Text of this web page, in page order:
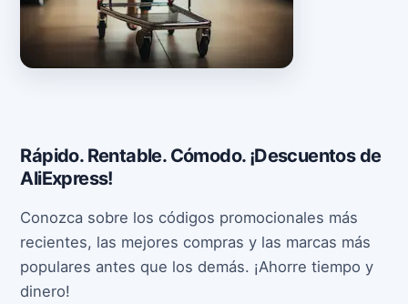
Rápido. Rentable. Cómodo. ¡Descuentos de
AliExpress!
Conozca sobre los códigos promocionales más
recientes, las mejores compras y las marcas más
populares antes que los demás. ¡Ahorre tiempo y
dinero!